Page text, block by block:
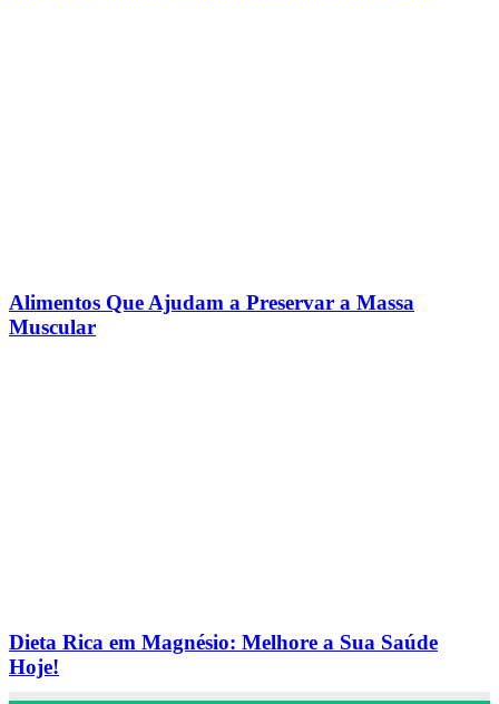
Alimentos Que Ajudam a Preservar a Massa
Muscular
Dieta Rica em Magnésio: Melhore a Sua Saúde
Hoje!